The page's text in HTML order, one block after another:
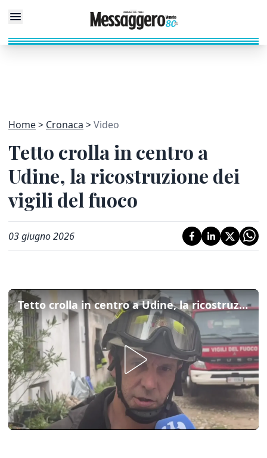
Home Cronaca Video
Tetto crolla in centro a
Udine, la ricostruzione dei
vigili del fuoco
03 giugno 2026
Tetto crolla in centro a Udine, la ricostruzione dei vigili del fuoco